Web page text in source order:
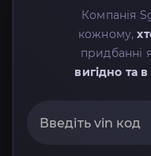
Компанія
кожному,
придбанні
вигідно та